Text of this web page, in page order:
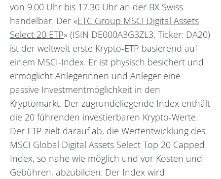
von 9.00 Uhr bis 17.30 Uhr an der BX Swiss
handelbar. Der «ETC Group MSCI Digital Assets
Select 20 ETP» (ISIN DE000A3G3ZL3, Ticker: DA20)
ist der weltweit erste Krypto-ETP basierend auf
einem MSCI-Index. Er ist physisch besichert und
ermöglicht Anlegerinnen und Anleger eine
passive Investmentmöglichkeit in den
Kryptomarkt. Der zugrundeliegende Index enthält
die 20 führenden investierbaren Krypto-Werte.
Der ETP zielt darauf ab, die Wertentwicklung des
MSCI Global Digital Assets Select Top 20 Capped
Index, so nahe wie möglich und vor Kosten und
Gebühren, abzubilden. Der Index wird